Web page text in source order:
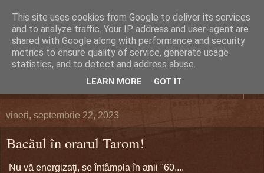
DEFERLĂRI
Despre şi pentru Bacău. Totul la obiect.
vineri, septembrie 22, 2023
Bacăul în orarul Tarom!
Nu vă energizaţi, se întâmpla în anii "60....
This site uses cookies from Google to deliver its services
and to analyze traffic. Your IP address and user-agent are
shared with Google along with performance and security
metrics to ensure quality of service, generate usage
statistics, and to detect and address abuse.
LEARN MORE GOT IT